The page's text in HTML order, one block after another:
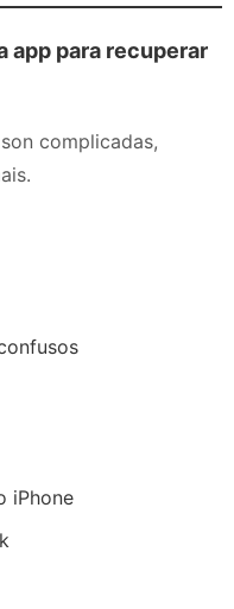
app para recuperar
complicadas,
iPhone